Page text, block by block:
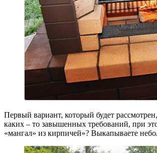
Первый вариант, который будет
каких – то завышенных требований, при
«мангал» из кирпичей»? Выкапываете